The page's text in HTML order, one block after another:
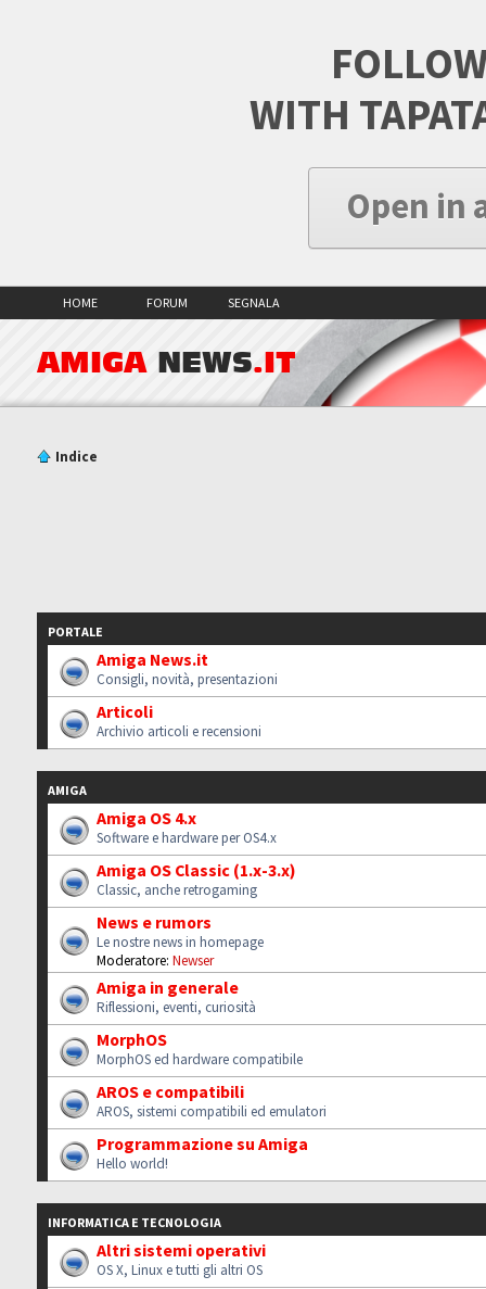
WITH
Open in
HOME FORUM SEGNALA
AMIGA NEWS.IT
Indice
PORTALE
Amiga News.it
Consigli, novità, presentazioni
Articoli
Archivio articoli e recensioni
AMIGA
Amiga OS 4.x
Software e hardware per OS4.x
Amiga OS Classic (1.x-3.x)
Classic, anche retrogaming
News e rumors
Le nostre news in homepage
Moderatore: Newser
Amiga in generale
Riflessioni, eventi, curiosità
MorphOS
MorphOS ed hardware compatibile
AROS e compatibili
AROS, sistemi compatibili ed emulatori
Programmazione su Amiga
Hello world!
INFORMATICA E TECNOLOGIA
Altri sistemi operativi
OS X, Linux e tutti gli altri OS